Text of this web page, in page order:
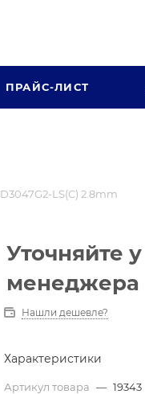
ПРАЙС-ЛИСТ
LS(C) 2.8mm
Уточняйте у
менеджера
Нашли дешевле?
Характеристики
Артикул товара — 19343